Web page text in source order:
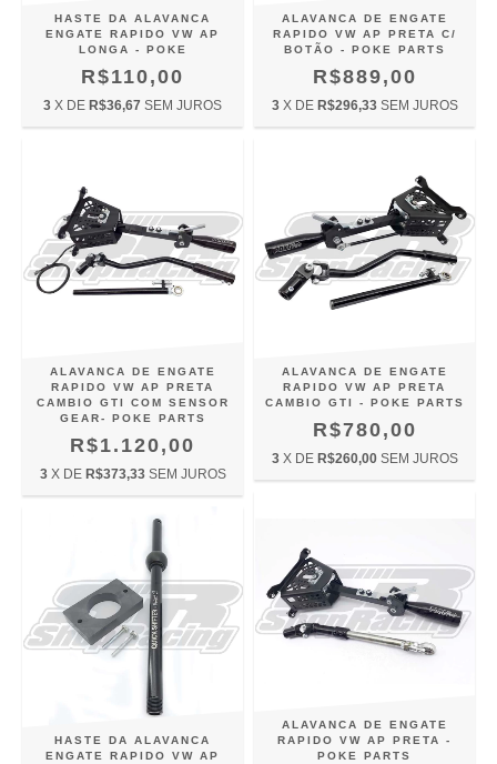
HASTE DA ALAVANCA
ENGATE RAPIDO VW AP
LONGA - POKE
R$110,00
3 X DE R$36,67 SEM JUROS
ALAVANCA DE ENGATE
RAPIDO VW AP PRETA C/
BOTÃO - POKE PARTS
R$889,00
3 X DE R$296,33 SEM JUROS
ALAVANCA DE ENGATE
RAPIDO VW AP PRETA
CAMBIO GTI COM SENSOR
GEAR- POKE PARTS
R$1.120,00
3 X DE R$373,33 SEM JUROS
ALAVANCA DE ENGATE
RAPIDO VW AP PRETA
CAMBIO GTI - POKE PARTS
R$780,00
3 X DE R$260,00 SEM JUROS
HASTE DA ALAVANCA
ENGATE RAPIDO VW AP
ALAVANCA DE ENGATE
RAPIDO VW AP PRETA -
POKE PARTS